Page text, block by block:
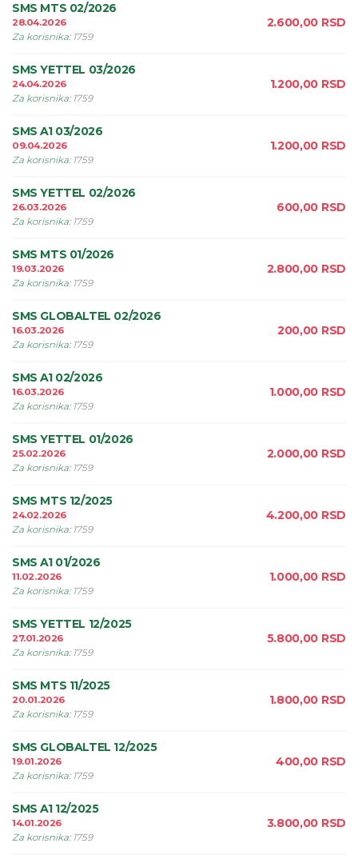
SMS MTS 02/2026
28.04.2026
Za korisnika: 1759
2.600,00 RSD
SMS YETTEL 03/2026
24.04.2026
Za korisnika: 1759
1.200,00 RSD
SMS A1 03/2026
09.04.2026
Za korisnika: 1759
1.200,00 RSD
SMS YETTEL 02/2026
26.03.2026
Za korisnika: 1759
600,00 RSD
SMS MTS 01/2026
19.03.2026
Za korisnika: 1759
2.800,00 RSD
SMS GLOBALTEL 02/2026
16.03.2026
Za korisnika: 1759
200,00 RSD
SMS A1 02/2026
16.03.2026
Za korisnika: 1759
1.000,00 RSD
SMS YETTEL 01/2026
25.02.2026
Za korisnika: 1759
2.000,00 RSD
SMS MTS 12/2025
24.02.2026
Za korisnika: 1759
4.200,00 RSD
SMS A1 01/2026
11.02.2026
Za korisnika: 1759
1.000,00 RSD
SMS YETTEL 12/2025
27.01.2026
Za korisnika: 1759
5.800,00 RSD
SMS MTS 11/2025
20.01.2026
Za korisnika: 1759
1.800,00 RSD
SMS GLOBALTEL 12/2025
19.01.2026
Za korisnika: 1759
400,00 RSD
SMS A1 12/2025
14.01.2026
Za korisnika: 1759
3.800,00 RSD